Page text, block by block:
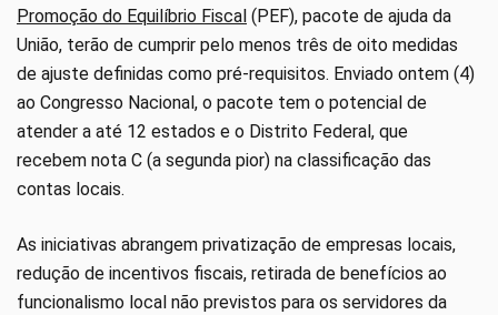
Promoção do Equilíbrio Fiscal (PEF), pacote de ajuda da
União, terão de cumprir pelo menos três de oito medidas
de ajuste definidas como pré-requisitos. Enviado ontem (4)
ao Congresso Nacional, o pacote tem o potencial de
atender a até 12 estados e o Distrito Federal, que
recebem nota C (a segunda pior) na classificação das
contas locais.
As iniciativas abrangem privatização de empresas locais,
redução de incentivos fiscais, retirada de benefícios ao
funcionalismo local não previstos para os servidores da